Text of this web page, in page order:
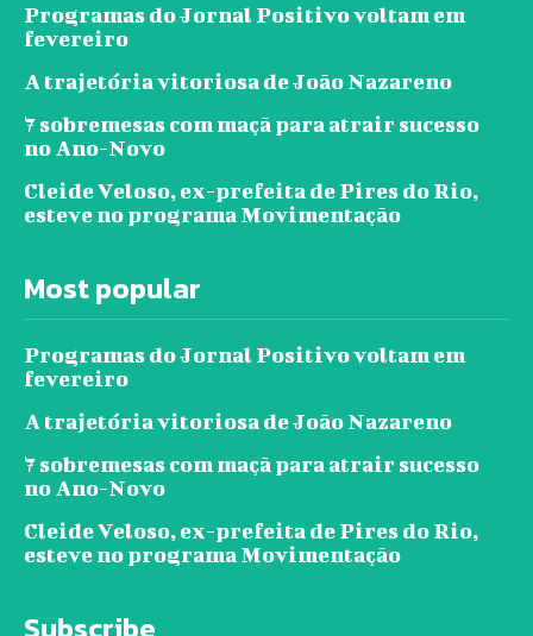
Programas do Jornal Positivo voltam em
fevereiro
A trajetória vitoriosa de João Nazareno
7 sobremesas com maçã para atrair sucesso
no Ano-Novo
Cleide Veloso, ex-prefeita de Pires do Rio,
esteve no programa Movimentação
Most popular
Programas do Jornal Positivo voltam em
fevereiro
A trajetória vitoriosa de João Nazareno
7 sobremesas com maçã para atrair sucesso
no Ano-Novo
Cleide Veloso, ex-prefeita de Pires do Rio,
esteve no programa Movimentação